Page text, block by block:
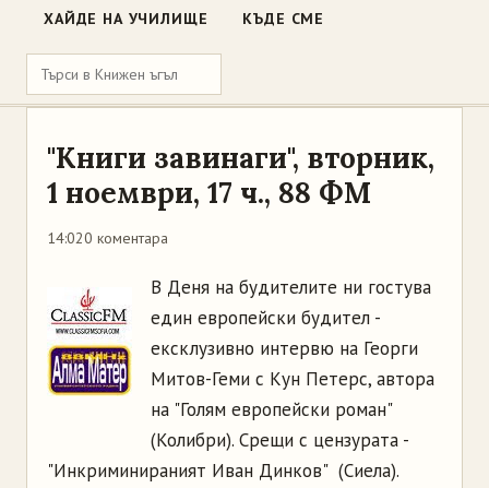
ХАЙДЕ НА УЧИЛИЩЕ КЪДЕ СМЕ
"Книги завинаги", вторник,
1 ноември, 17 ч., 88 ФМ
14:020 коментара
В Деня на будителите ни гостува
един европейски будител -
ексклузивно интервю на Георги
Митов-Геми с Кун Петерс, автора
на "Голям европейски роман"
(Колибри). Срещи с цензурата -
"Инкриминираният Иван Динков" (Сиела).